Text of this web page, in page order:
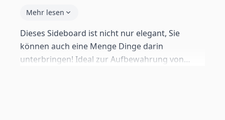
Mehr lesen
Dieses Sideboard ist nicht nur elegant, Sie
können auch eine Menge Dinge darin
unterbringen! Ideal zur Aufbewahrung von